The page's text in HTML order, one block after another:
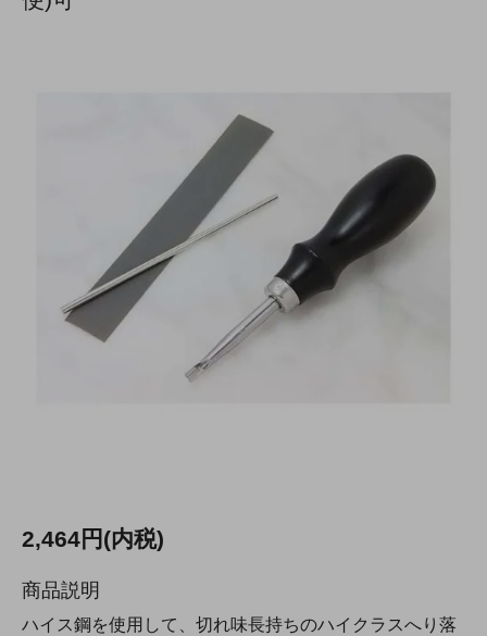
2,464円(内税)
商品説明
ハイス鋼を使用して、切れ味長持ちのハイクラスへり落